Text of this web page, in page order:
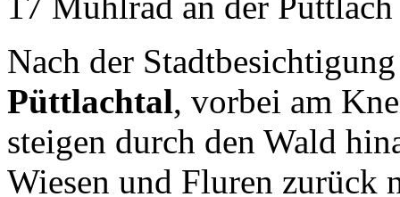
Nach der
Püttlachtal, vorbei am
steigen durch den Wald
Wiesen und Fluren zurück